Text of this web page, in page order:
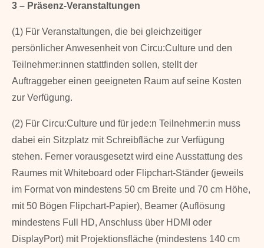
3 – Präsenz-Veranstaltungen
(1) Für Veranstaltungen, die bei gleichzeitiger
persönlicher Anwesenheit von Circu:Culture und den
Teilnehmer:innen stattfinden sollen, stellt der
Auftraggeber einen geeigneten Raum auf seine Kosten
zur Verfügung.
(2) Für Circu:Culture und für jede:n Teilnehmer:in muss
dabei ein Sitzplatz mit Schreibfläche zur Verfügung
stehen. Ferner vorausgesetzt wird eine Ausstattung des
Raumes mit Whiteboard oder Flipchart-Ständer (jeweils
im Format von mindestens 50 cm Breite und 70 cm Höhe,
mit 50 Bögen Flipchart-Papier), Beamer (Auflösung
mindestens Full HD, Anschluss über HDMI oder
DisplayPort) mit Projektionsfläche (mindestens 140 cm